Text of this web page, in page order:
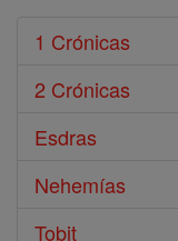
1 Crónicas
2 Crónicas
Esdras
Nehemías
Tobit